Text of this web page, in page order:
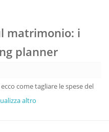
matrimonio: i
planner
come tagliare le spese del
altro